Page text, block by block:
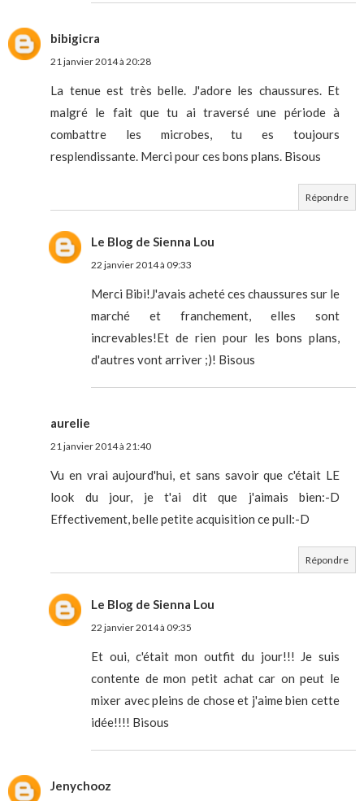
bibigicra
21 janvier 2014 à 20:28
La tenue est très belle. J'adore les chaussures. Et
malgré le fait que tu ai traversé une période à
combattre les microbes, tu es toujours
resplendissante. Merci pour ces bons plans. Bisous
Répondre
Le Blog de Sienna Lou
22 janvier 2014 à 09:33
Merci Bibi!J'avais acheté ces chaussures sur le
marché et franchement, elles sont
increvables!Et de rien pour les bons plans,
d'autres vont arriver ;)! Bisous
aurelie
21 janvier 2014 à 21:40
Vu en vrai aujourd'hui, et sans savoir que c'était LE
look du jour, je t'ai dit que j'aimais bien:-D
Effectivement, belle petite acquisition ce pull:-D
Répondre
Le Blog de Sienna Lou
22 janvier 2014 à 09:35
Et oui, c'était mon outfit du jour!!! Je suis
contente de mon petit achat car on peut le
mixer avec pleins de chose et j'aime bien cette
idée!!!! Bisous
Jenychooz